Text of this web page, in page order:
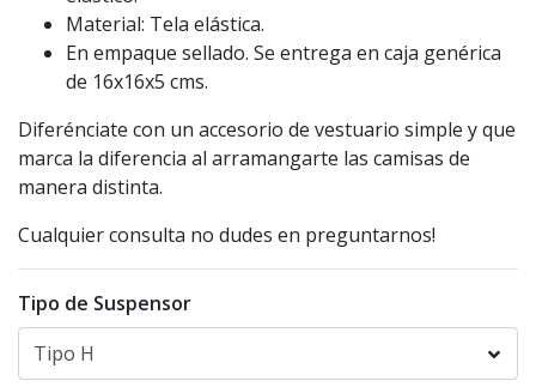
Material: Tela elástica.
En empaque sellado. Se entrega en caja genérica
de 16x16x5 cms.
Diferénciate con un accesorio de vestuario simple y que
marca la diferencia al arramangarte las camisas de
manera distinta.
Cualquier consulta no dudes en preguntarnos!
Tipo de Suspensor